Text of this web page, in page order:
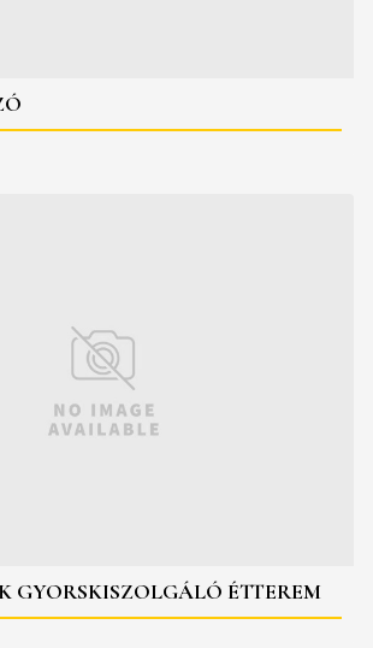
GYORSKISZOLGÁLÓ ÉTTEREM